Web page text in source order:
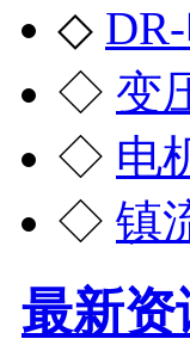
◇
◇ 变
◇ 电
◇ 镇
最新资